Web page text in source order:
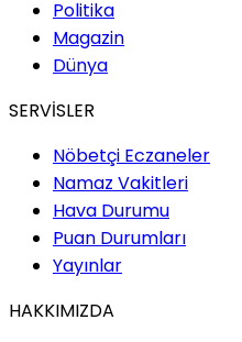
Politika
Magazin
Dünya
SERVİSLER
Nöbetçi Eczaneler
Namaz Vakitleri
Hava Durumu
Puan Durumları
Yayınlar
HAKKIMIZDA